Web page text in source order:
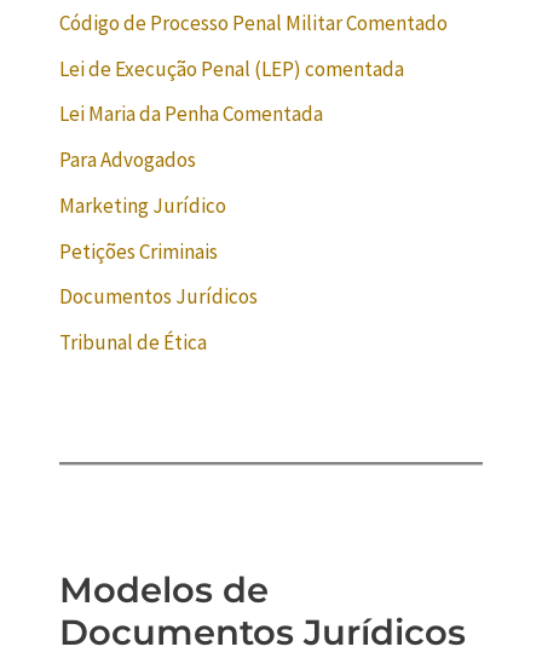
Código de Processo Penal Militar Comentado
Lei de Execução Penal (LEP) comentada
Lei Maria da Penha Comentada
Para Advogados
Marketing Jurídico
Petições Criminais
Documentos Jurídicos
Tribunal de Ética
Modelos de
Documentos Jurídicos